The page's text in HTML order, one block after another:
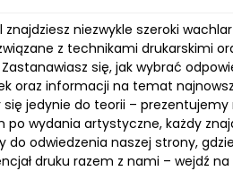
znajdziesz niezwykle szeroki
z technikami drukarskimi
się, jak wybrać
oraz informacji na temat
jedynie do teorii –
po wydania artystyczne, każdy
do odwiedzenia naszej strony,
druku razem z nami – wejdź na